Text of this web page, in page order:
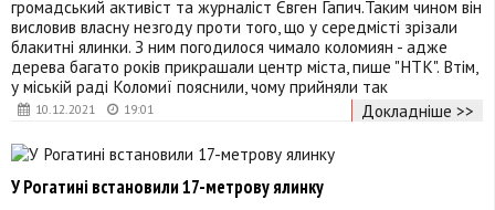
10.12.2021 19:01
громадський активіст та журналіст Євген Гапич.Таким чином він
висловив власну незгоду проти того, що у середмісті зрізали
блакитні ялинки. З ним погодилося чимало коломиян - адже
дерева багато років прикрашали центр міста, пише "НТК". Втім,
у міській раді Коломиї пояснили, чому прийняли так
Докладніше >>
У Рогатині встановили 17-метрову ялинку